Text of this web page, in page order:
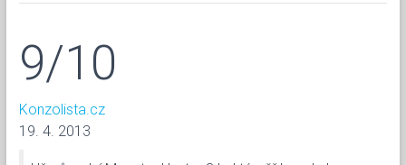
9/10
Konzolista.cz
19. 4. 2013